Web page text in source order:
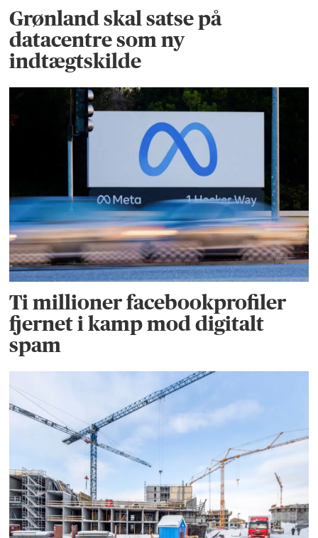
Grønland skal satse på
datacentre som ny
indtægtskilde
Ti millioner facebookprofiler
fjernet i kamp mod digitalt
spam